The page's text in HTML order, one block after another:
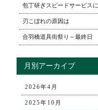
包丁研ぎスピードサービス
刃こぼれの原因は
合羽橋道具街祭り～最終日
月別アーカイブ
2026年4月
2025年10月